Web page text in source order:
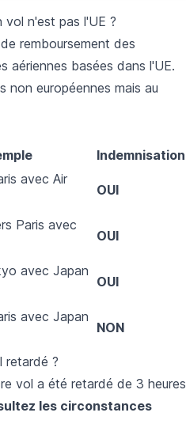
vol n'est pas l'UE ?
remboursement des
aériennes basées dans l'UE.
non européennes mais au
Indemnisation
avec Air
OUI
Paris avec
OUI
avec Japan
OUI
avec Japan
NON
retardé ?
vol a été retardé de 3 heures
les circonstances